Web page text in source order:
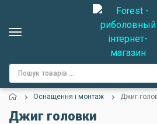
Оснащення і монтаж Джиг
Джиг головки